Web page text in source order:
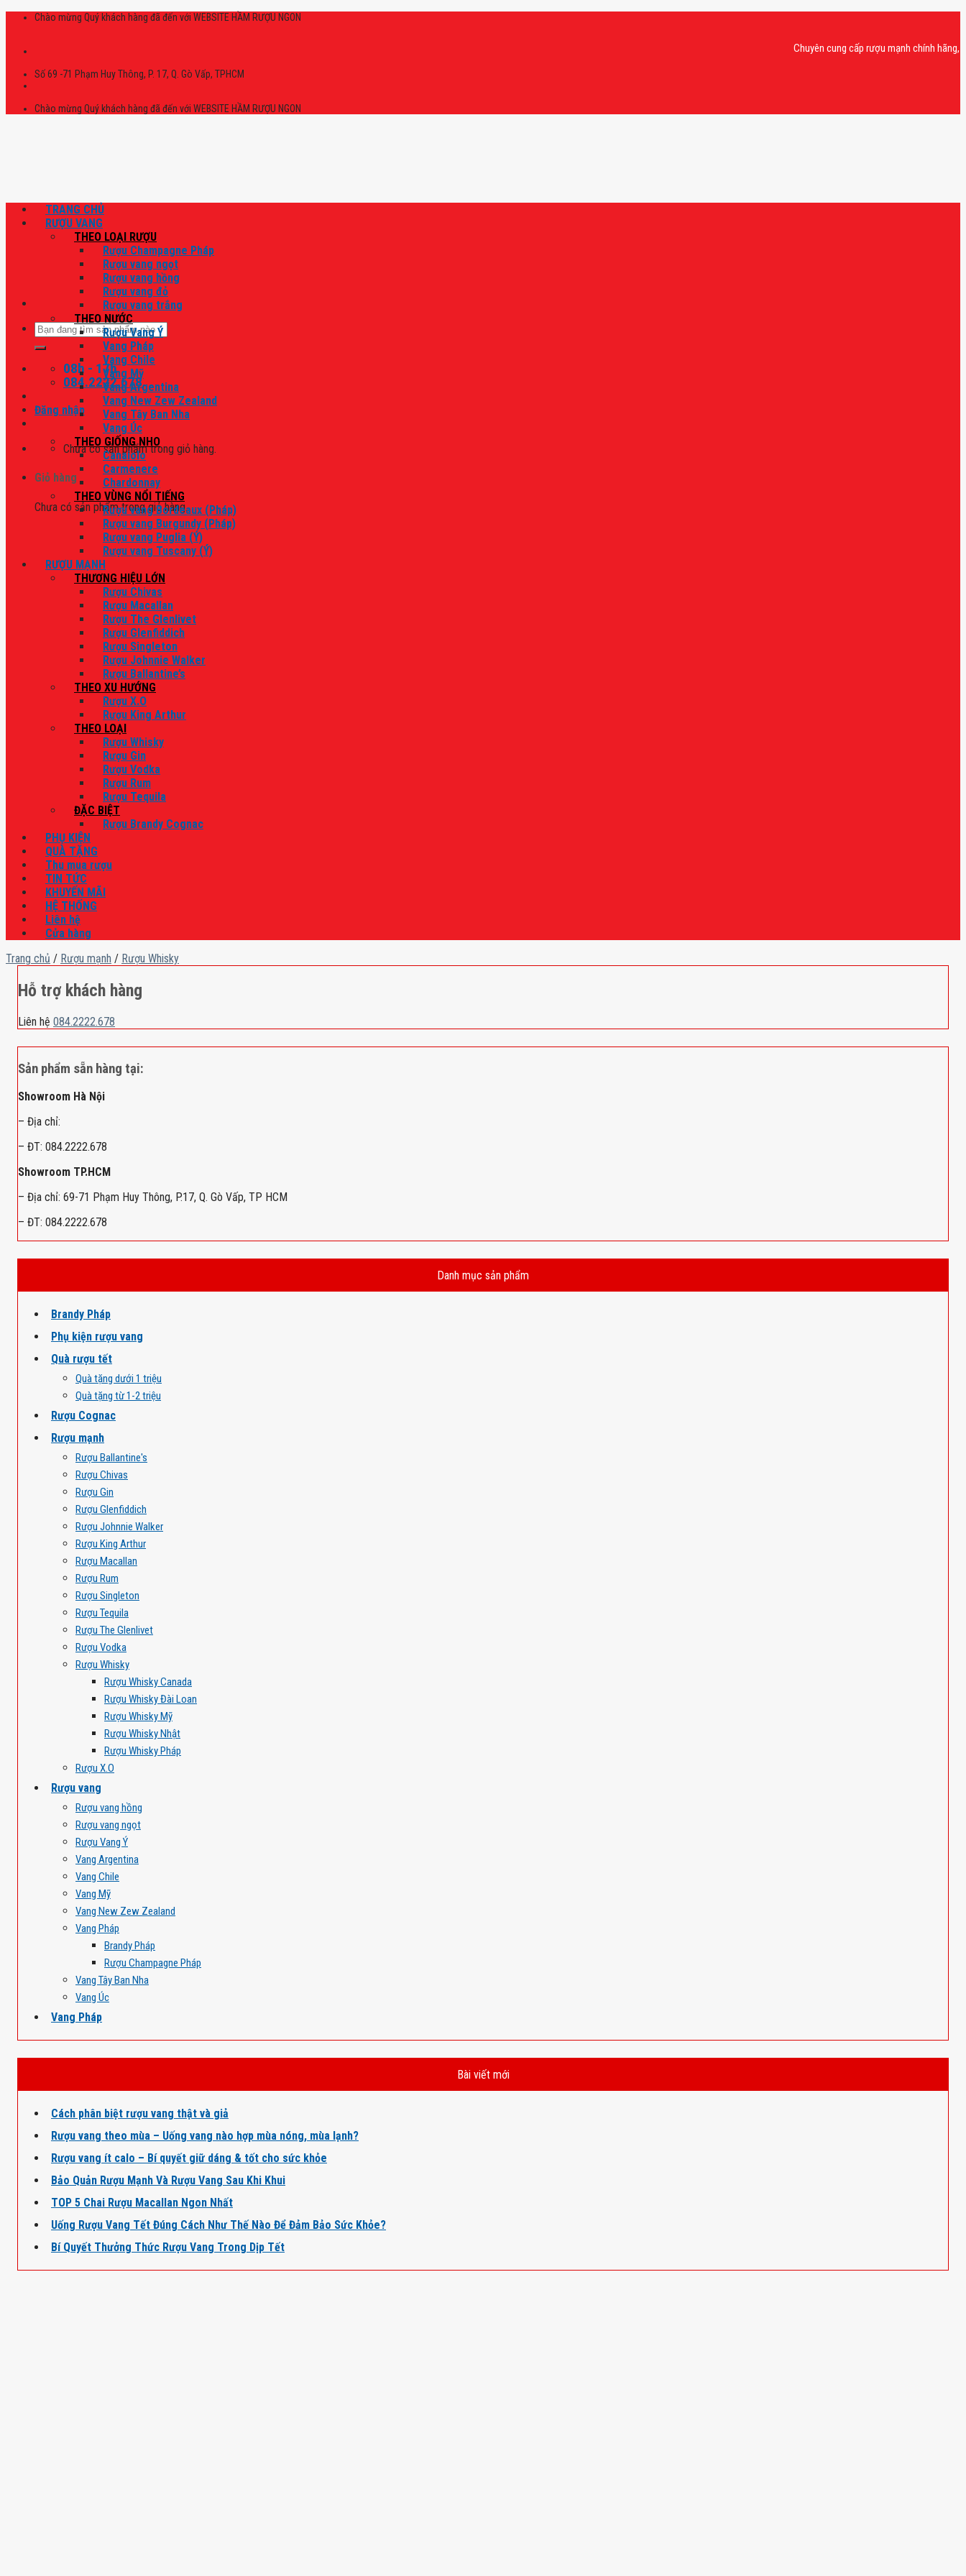
Skip
Chào mừng Quý khách hàng đã đến với WEBSITE HẦM RƯỢU NGON
Chuyên cung cấp rượu mạnh chính hãng, rượu
Số 69 -71 Phạm Huy Thông, P. 17, Q. Gò Vấp, TPHCM
Chào mừng Quý khách hàng đã đến với WEBSITE HẦM RƯỢU NGON
Tìm
kiếm:
08h - 17h
084.2222.678
Đăng nhập
Chưa có sản phẩm trong giỏ hàng.
Giỏ hàng
Chưa có sản phẩm trong giỏ hàng.
TRANG CHỦ
RƯỢU VANG
THEO LOẠI RƯỢU
Rượu Champagne Pháp
Rượu vang ngọt
Rượu vang hồng
Rượu vang đỏ
Rượu vang trắng
THEO NƯỚC
Rượu Vang Ý
Vang Pháp
Vang Chile
Vang Mỹ
Vang Argentina
Vang New Zew Zealand
Vang Tây Ban Nha
Vang Úc
THEO GIỐNG NHO
Canaiolo
Carmenere
Chardonnay
THEO VÙNG NỔI TIẾNG
Rượu vang Bordeaux (Pháp)
Rượu vang Burgundy (Pháp)
Rượu vang Puglia (Ý)
Rượu vang Tuscany (Ý)
RƯỢU MẠNH
THƯƠNG HIỆU LỚN
Rượu Chivas
Rượu Macallan
Rượu The Glenlivet
Rượu Glenfiddich
Rượu Singleton
Rượu Johnnie Walker
Rượu Ballantine’s
THEO XU HƯỚNG
Rượu X.O
Rượu King Arthur
THEO LOẠI
Rượu Whisky
Rượu Gin
Rượu Vodka
Rượu Rum
Rượu Tequila
ĐẶC BIỆT
Rượu Brandy Cognac
PHỤ KIỆN
QUÀ TẶNG
Thu mua rượu
TIN TỨC
KHUYẾN MÃI
HỆ THỐNG
Liên hệ
Cửa hàng
Trang chủ / Rượu mạnh / Rượu Whisky
Hỗ trợ khách hàng
Liên hệ 084.2222.678
Sản phẩm sẵn hàng tại:
Showroom Hà Nội
– Địa chỉ:
– ĐT: 084.2222.678
Showroom TP.HCM
– Địa chỉ: 69-71 Phạm Huy Thông, P.17, Q. Gò Vấp, TP HCM
– ĐT: 084.2222.678
Danh mục sản phẩm
Brandy Pháp
Phụ kiện rượu vang
Quà rượu tết
Quà tặng dưới 1 triệu
Quà tặng từ 1-2 triệu
Rượu Cognac
Rượu mạnh
Rượu Ballantine's
Rượu Chivas
Rượu Gin
Rượu Glenfiddich
Rượu Johnnie Walker
Rượu King Arthur
Rượu Macallan
Rượu Rum
Rượu Singleton
Rượu Tequila
Rượu The Glenlivet
Rượu Vodka
Rượu Whisky
Rượu Whisky Canada
Rượu Whisky Đài Loan
Rượu Whisky Mỹ
Rượu Whisky Nhật
Rượu Whisky Pháp
Rượu X.O
Rượu vang
Rượu vang hồng
Rượu vang ngọt
Rượu Vang Ý
Vang Argentina
Vang Chile
Vang Mỹ
Vang New Zew Zealand
Vang Pháp
Brandy Pháp
Rượu Champagne Pháp
Vang Tây Ban Nha
Vang Úc
Vang Pháp
Bài viết mới
Cách phân biệt rượu vang thật và giả
Rượu vang theo mùa – Uống vang nào hợp mùa nóng, mùa lạnh?
Rượu vang ít calo – Bí quyết giữ dáng & tốt cho sức khỏe
Bảo Quản Rượu Mạnh Và Rượu Vang Sau Khi Khui
TOP 5 Chai Rượu Macallan Ngon Nhất
Uống Rượu Vang Tết Đúng Cách Như Thế Nào Để Đảm Bảo Sức Khỏe?
Bí Quyết Thưởng Thức Rượu Vang Trong Dịp Tết